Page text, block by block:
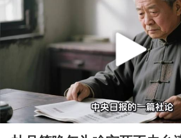
“伊斯兰版北约”
Play
00:00